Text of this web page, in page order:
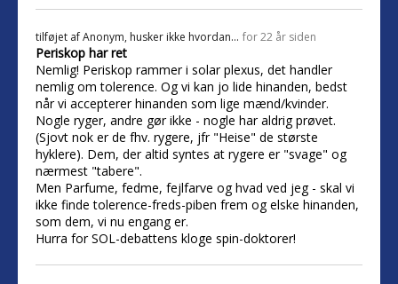
tilføjet afAnonym, husker ikke hvordan... for 22 år siden
Periskop har ret
Nemlig! Periskop rammer i solar plexus, det handler
nemlig om tolerence. Og vi kan jo lide hinanden, bedst
når vi accepterer hinanden som lige mænd/kvinder.
Nogle ryger, andre gør ikke - nogle har aldrig prøvet.
(Sjovt nok er de fhv. rygere, jfr "Heise" de største
hyklere). Dem, der altid syntes at rygere er "svage" og
nærmest "tabere".
Men Parfume, fedme, fejlfarve og hvad ved jeg - skal vi
ikke finde tolerence-freds-piben frem og elske hinanden,
som dem, vi nu engang er.
Hurra for SOL-debattens kloge spin-doktorer!